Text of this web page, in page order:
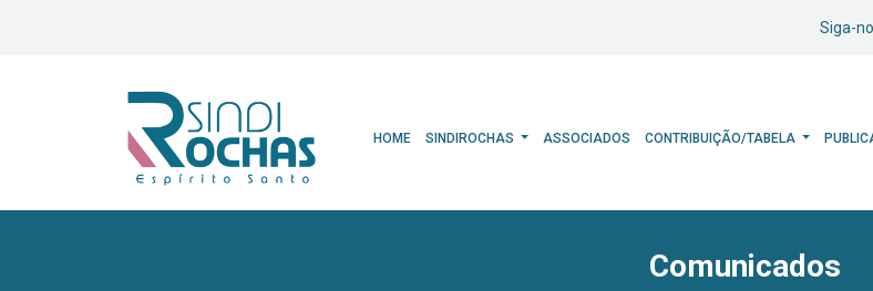
Siga-
HOME SINDIROCHAS ASSOCIADOS CONTRIBUIÇÃO/TABELA
Comunicados